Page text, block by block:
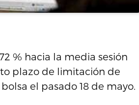
% hacia la media sesión
plazo de limitación de
el pasado 18 de mayo.